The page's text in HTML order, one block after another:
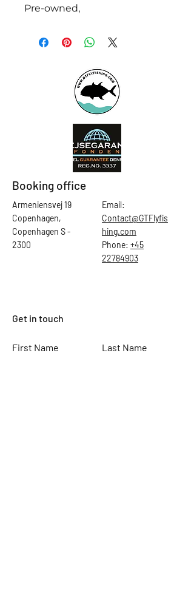
Pre-owned,
Booking office
Armeniensvej 19
Copenhagen,
Copenhagen S -
2300
Email:
Contact@GTFlyfis
hing.com
Phone: +45
22784903
Get in touch
First Name Last Name